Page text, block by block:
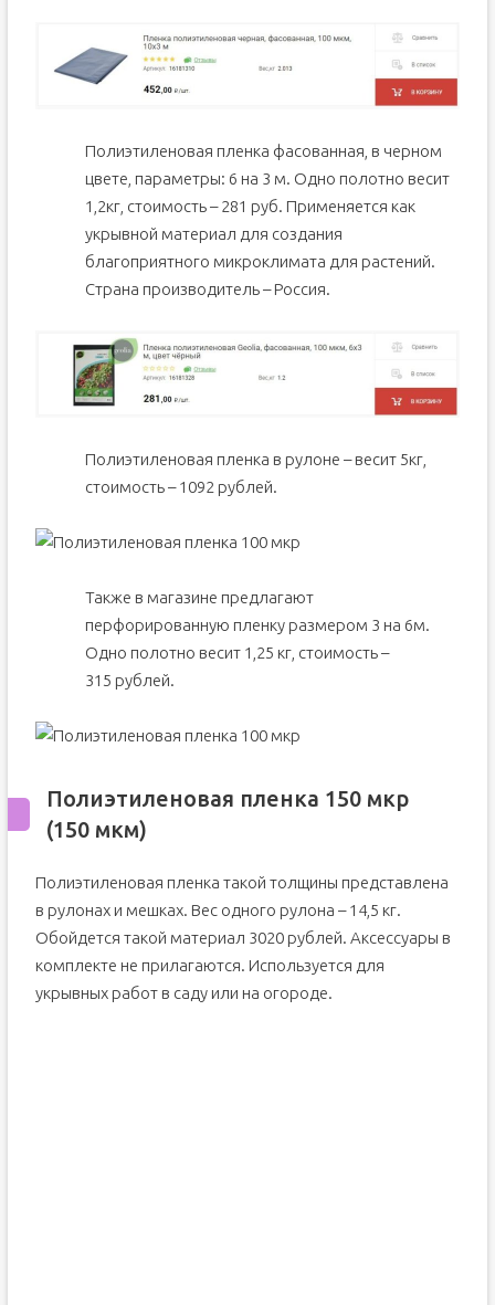
Полиэтиленовая пленка фасованная, в черном
цвете, параметры: 6 на 3 м. Одно полотно весит
1,2кг, стоимость – 281 руб. Применяется как
укрывной материал для создания
благоприятного микроклимата для растений.
Страна производитель – Россия.
Полиэтиленовая пленка в рулоне – весит 5кг,
стоимость – 1092 рублей.
Также в магазине предлагают
перфорированную пленку размером 3 на 6м.
Одно полотно весит 1,25 кг, стоимость –
315 рублей.
Полиэтиленовая пленка 150 мкр
(150 мкм)
Полиэтиленовая пленка такой толщины представлена
в рулонах и мешках. Вес одного рулона – 14,5 кг.
Обойдется такой материал 3020 рублей. Аксессуары в
комплекте не прилагаются. Используется для
укрывных работ в саду или на огороде.